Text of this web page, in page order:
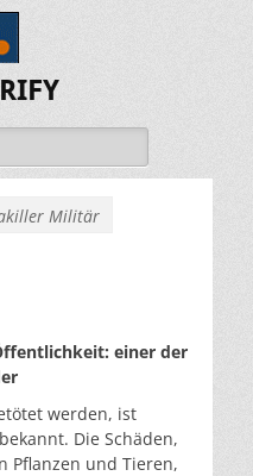
Militär
einer der
werden, ist
Die Schäden,
Pflanzen und Tieren,